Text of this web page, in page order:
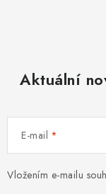
Aktuální
E-mail
Vložením e-mailu